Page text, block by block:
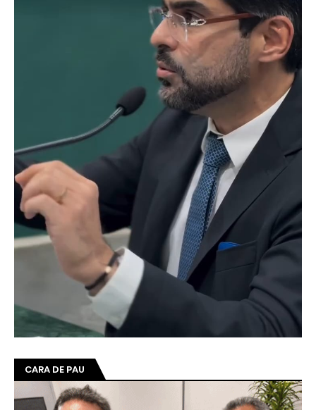
CARA DE PAU